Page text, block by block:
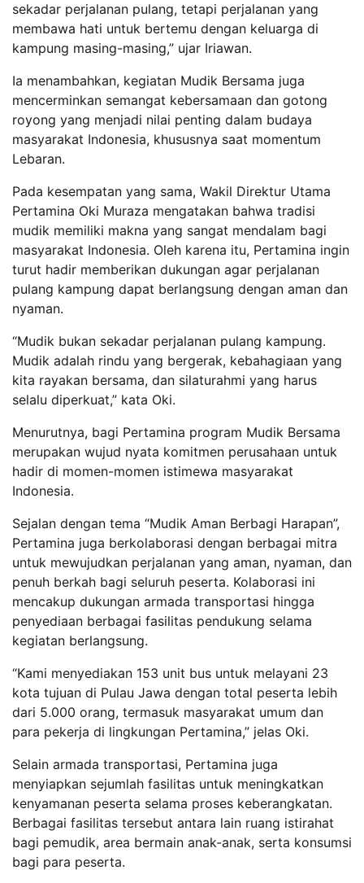
sekadar perjalanan pulang, tetapi perjalanan yang
membawa hati untuk bertemu dengan keluarga di
kampung masing-masing,” ujar Iriawan.
Ia menambahkan, kegiatan Mudik Bersama juga
mencerminkan semangat kebersamaan dan gotong
royong yang menjadi nilai penting dalam budaya
masyarakat Indonesia, khususnya saat momentum
Lebaran.
Pada kesempatan yang sama, Wakil Direktur Utama
Pertamina Oki Muraza mengatakan bahwa tradisi
mudik memiliki makna yang sangat mendalam bagi
masyarakat Indonesia. Oleh karena itu, Pertamina ingin
turut hadir memberikan dukungan agar perjalanan
pulang kampung dapat berlangsung dengan aman dan
nyaman.
“Mudik bukan sekadar perjalanan pulang kampung.
Mudik adalah rindu yang bergerak, kebahagiaan yang
kita rayakan bersama, dan silaturahmi yang harus
selalu diperkuat,” kata Oki.
Menurutnya, bagi Pertamina program Mudik Bersama
merupakan wujud nyata komitmen perusahaan untuk
hadir di momen-momen istimewa masyarakat
Indonesia.
Sejalan dengan tema “Mudik Aman Berbagi Harapan”,
Pertamina juga berkolaborasi dengan berbagai mitra
untuk mewujudkan perjalanan yang aman, nyaman, dan
penuh berkah bagi seluruh peserta. Kolaborasi ini
mencakup dukungan armada transportasi hingga
penyediaan berbagai fasilitas pendukung selama
kegiatan berlangsung.
“Kami menyediakan 153 unit bus untuk melayani 23
kota tujuan di Pulau Jawa dengan total peserta lebih
dari 5.000 orang, termasuk masyarakat umum dan
para pekerja di lingkungan Pertamina,” jelas Oki.
Selain armada transportasi, Pertamina juga
menyiapkan sejumlah fasilitas untuk meningkatkan
kenyamanan peserta selama proses keberangkatan.
Berbagai fasilitas tersebut antara lain ruang istirahat
bagi pemudik, area bermain anak-anak, serta konsumsi
bagi para peserta.